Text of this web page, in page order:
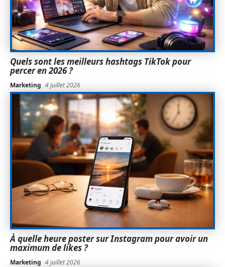
Quels sont les meilleurs hashtags TikTok pour
percer en 2026 ?
Marketing 4 juillet 2026
À quelle heure poster sur Instagram pour avoir un
maximum de likes ?
Marketing 4 juillet 2026